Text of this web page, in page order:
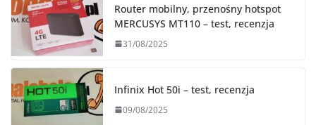
Router mobilny, przenośny hotspot
MERCUSYS MT110 – test, recenzja
31/08/2025
Infinix Hot 50i – test, recenzja
09/08/2025